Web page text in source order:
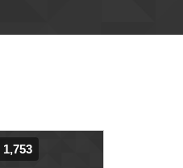
1,753